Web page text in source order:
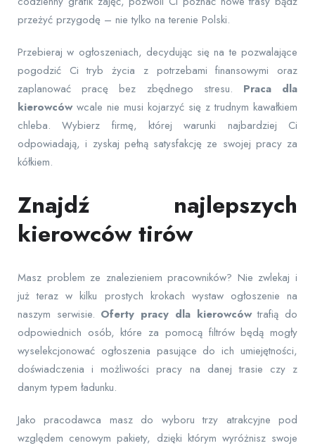
przeżyć przygodę – nie tylko na terenie Polski.
Przebieraj w ogłoszeniach, decydując się na te pozwalające
pogodzić Ci tryb życia z potrzebami finansowymi oraz
zaplanować pracę bez zbędnego stresu. Praca dla
kierowcówwcale nie musi kojarzyć się z trudnym kawałkiem
chleba. Wybierz firmę, której warunki najbardziej Ci
odpowiadają, i zyskaj pełną satysfakcję ze swojej pracy za
kółkiem.
Znajdź najlepszych
kierowców tirów
Masz problem ze znalezieniem pracowników? Nie zwlekaj i
już teraz w kilku prostych krokach wystaw ogłoszenie na
naszym serwisie. Oferty pracy dla kierowcówtrafią do
odpowiednich osób, które za pomocą filtrów będą mogły
wyselekcjonować ogłoszenia pasujące do ich umiejętności,
doświadczenia i możliwości pracy na danej trasie czy z
danym typem ładunku.
Jako pracodawca masz do wyboru trzy atrakcyjne pod
względem cenowym pakiety, dzięki którym wyróżnisz swoje